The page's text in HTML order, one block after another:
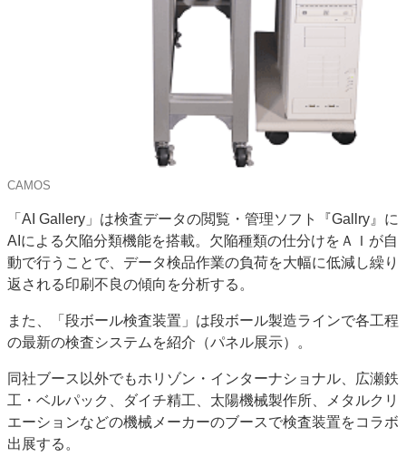
CAMOS
「AI Gallery」は検査データの閲覧・管理ソフト『Gallry』に
AIによる欠陥分類機能を搭載。欠陥種類の仕分けをＡＩが自
動で行うことで、データ検品作業の負荷を大幅に低減し繰り
返される印刷不良の傾向を分析する。
また、「段ボール検査装置」は段ボール製造ラインで各工程
の最新の検査システムを紹介（パネル展示）。
同社ブース以外でもホリゾン・インターナショナル、広瀬鉄
工・ベルパック、ダイチ精工、太陽機械製作所、メタルクリ
エーションなどの機械メーカーのブースで検査装置をコラボ
出展する。